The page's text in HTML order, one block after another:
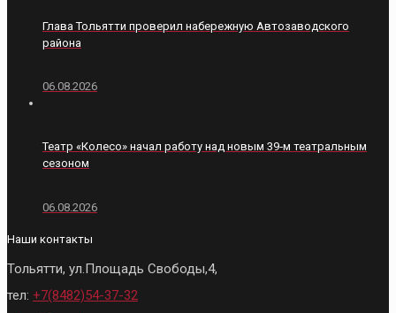
Глава Тольятти проверил набережную Автозаводского
района
06.08.2026
Театр «Колесо» начал работу над новым 39‑м театральным
сезоном
06.08.2026
Наши контакты
Тольятти, ул.Площадь Свободы,4,
тел: +7(8482)54-37-32